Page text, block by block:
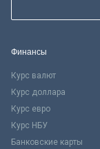
Финансы
Курс валют
Курс доллара
Курс евро
Курс НБУ
Банковские карты